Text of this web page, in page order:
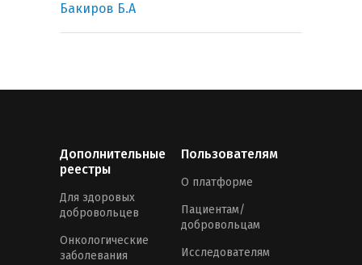
Бакиров Б.А
Дополнительные
реестры
Для здоровых
добровольцев
Онкологические
заболевания
Пользователям
О платформе
Пациентам/
добровольцам
Исследователям